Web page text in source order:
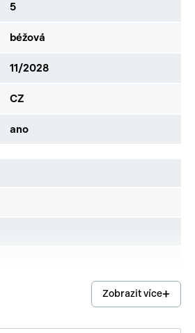
5
béžová
11/2028
CZ
ano
Zobrazit více